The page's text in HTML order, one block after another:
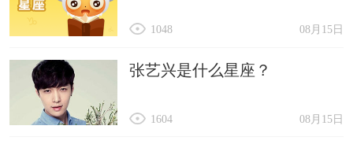
08月15日
1048
张艺兴是什么星座？
08月15日
1604